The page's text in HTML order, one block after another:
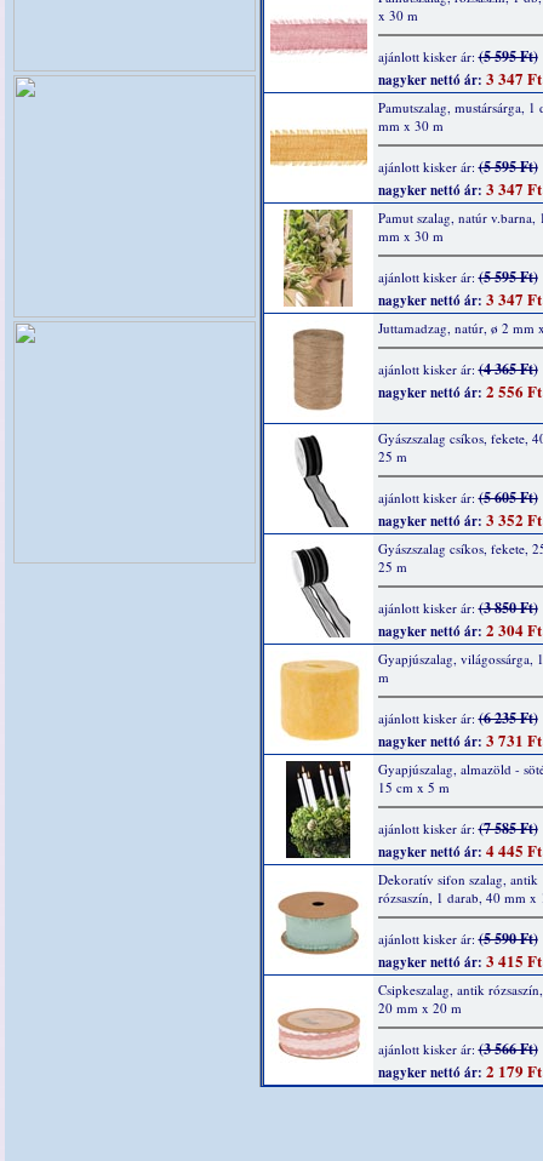
x 30 m
ajánlott kisker ár:(5 595 Ft)
nagyker nettó ár: 3 347 Ft
Pamutszalag, mustársárga, 1
mm x 30 m
ajánlott kisker ár:(5 595 Ft)
nagyker nettó ár: 3 347 Ft
Pamut szalag, natúr v.barna,
mm x 30 m
ajánlott kisker ár:(5 595 Ft)
nagyker nettó ár: 3 347 Ft
Juttamadzag, natúr, ø 2 mm
ajánlott kisker ár:(4 365 Ft)
nagyker nettó ár: 2 556 Ft
Gyászszalag csíkos, fekete,
25 m
ajánlott kisker ár:(5 605 Ft)
nagyker nettó ár: 3 352 Ft
Gyászszalag csíkos, fekete,
25 m
ajánlott kisker ár:(3 850 Ft)
nagyker nettó ár: 2 304 Ft
Gyapjúszalag, világossárga,
m
ajánlott kisker ár:(6 235 Ft)
nagyker nettó ár: 3 731 Ft
Gyapjúszalag, almazöld -
15 cm x 5 m
ajánlott kisker ár:(7 585 Ft)
nagyker nettó ár: 4 445 Ft
Dekoratív sifon szalag, antik
rózsaszín, 1 darab, 40 mm x
ajánlott kisker ár:(5 590 Ft)
nagyker nettó ár: 3 415 Ft
Csipkeszalag, antik
20 mm x 20 m
ajánlott kisker ár:(3 566 Ft)
nagyker nettó ár: 2 179 Ft